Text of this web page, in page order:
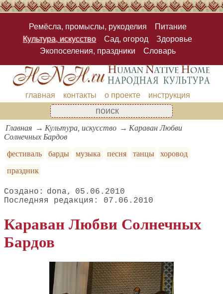
Ремёсла, промыслы, рукоделия
Питание
Культура, искусство
Сад, огород
Здоровье
Экопоселения, праздники
Словарь
главная контакты о проекте инструкция
Главная Культура, искусство
Караван Любви
Солнечных Бардов
фестиваль
барды музыка песня танцы
хоровод
праздник
dona
05.06.2010
07.06.2010
Караван Любви Солнечных
Бардов